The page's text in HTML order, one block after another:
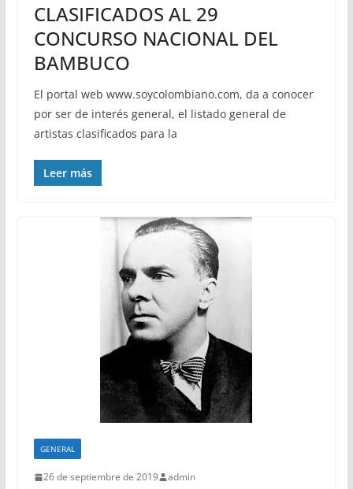
CLASIFICADOS AL 29
CONCURSO NACIONAL DEL
BAMBUCO
El portal web www.soycolombiano.com, da a conocer
por ser de interés general, el listado general de
artistas clasificados para la
Leer más
GENERAL
26 de septiembre de 2019 admin